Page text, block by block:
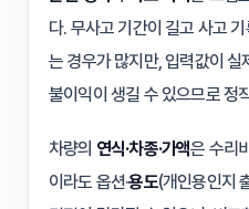
다. 무사고 기간이 길고 사고
는 경우가 많지만, 입력값이
불이익이 생길 수 있으므로 정
차량의 연식·차종·가액은 수리
이라도 옵션·용도(개인용인지